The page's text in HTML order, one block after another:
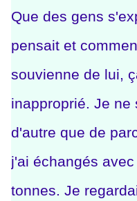
Que des gens
pensait et
souvienne de lui,
inapproprié. Je ne
d'autre que de
j'ai échangés
tonnes. Je